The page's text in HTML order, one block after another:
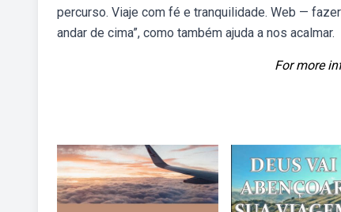
percurso. Viaje com fé e tranquilidade. Web —
andar de cima”, como também ajuda a nos acalmar.
For more